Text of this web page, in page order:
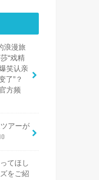
浪漫旅
“戏精
笑认亲
了”？
方频
アーが
てほし
をご紹